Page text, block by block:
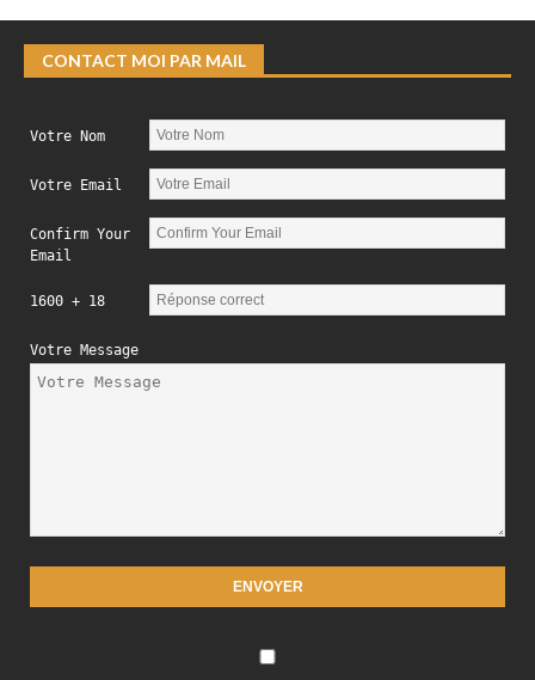
CONTACT MOI PAR MAIL
Votre Nom
Votre Email
Confirm Your
Email
1600 + 18
Votre Message